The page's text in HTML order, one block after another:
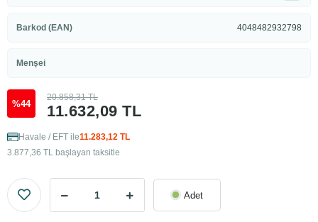
Barkod (EAN) 4048482932798
Menşei
%44 11.632,09 TL
20.858,31 TL
Havale / EFT ile11.283,12 TL
3.877,36 TL başlayan taksitle
Adet